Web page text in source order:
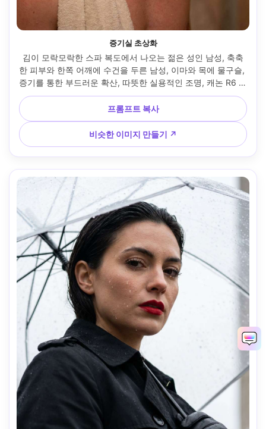
증기실 초상화
김이 모락모락한 스파 복도에서 나오는 젊은 성인 남성, 축축
한 피부와 한쪽 어깨에 수건을 두른 남성, 이마와 목에 물구슬,
증기를 통한 부드러운 확산, 따뜻한 실용적인 조명, 캐논 R6 마
크 II, 50mm f/1.8, 중간 클로즈업 프레임, 차분한 시술 후 분위
기, 실감나는 피부 질감, 자연스러운 하이라이트, 높은 디테일
--ar 4:5
프롬프트 복사
비슷한 이미지 만들기 ↗